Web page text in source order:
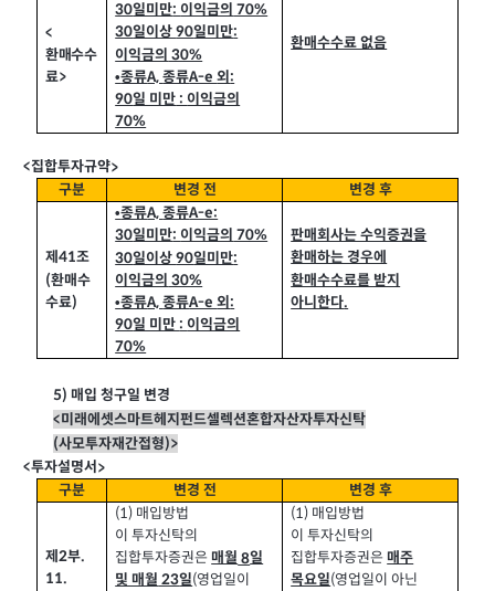
<
환매수수
료>
30일미만: 이익금의 70%
30일이상90일미만:
이익금의 30%
•종류A,종류A-e외 :
90일 미만 : 이익금의
70%
환매수수료 없음
<집합투자규약>
구분
변경 전 변경 후
제41조
(환매수
수료)
•종류A,종류A-e:
30일미만: 이익금의 70%
30일이상90일미만:
이익금의 30%
•종류A,종류A-e외 :
90일 미만 : 이익금의
70%
판매회사는 수익증권을
환매하는 경우에
환매수수료를 받지
아니한다.
5) 매입 청구일 변경
<미래에셋스마트헤지펀드셀렉션혼합자산자투자신탁
(사모투자재간접형)>
<투자설명서 >
구분
변경 전 변경 후
제2부.
11.
(1) 매입방법
이 투자신탁의
집합투자증권은 매월 8일
및 매월 23일(영업일이
(1) 매입방법
이 투자신탁의
집합투자증권은 매주
목요일(영업일이 아닌